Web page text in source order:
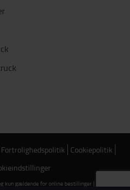
Fortrolighedspolitik Cookiepolitik
gældende for online bestillinger | Copyright